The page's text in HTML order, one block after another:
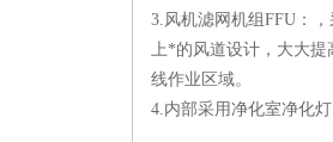
3.风机滤网机组FFU：
上*的风道设计，大大提
线作业区域。
4.内部采用净化室净化